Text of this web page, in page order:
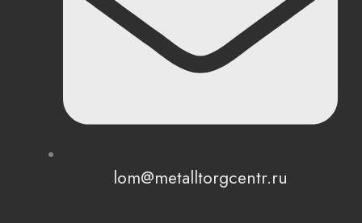
lom@metalltorgcentr.ru